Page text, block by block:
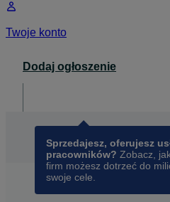
Twoje konto
Dodaj ogłoszenie
Sprzedajesz, oferujesz
pracowników? Zobacz,
firm możesz dotrzeć do
swoje cele.